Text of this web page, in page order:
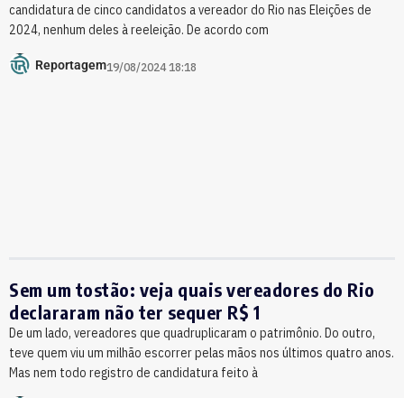
candidatura de cinco candidatos a vereador do Rio nas Eleições de
2024, nenhum deles à reeleição. De acordo com
Reportagem19/08/2024 18:18
Sem um tostão: veja quais vereadores do Rio
declararam não ter sequer R$ 1
De um lado, vereadores que quadruplicaram o patrimônio. Do outro,
teve quem viu um milhão escorrer pelas mãos nos últimos quatro anos.
Mas nem todo registro de candidatura feito à